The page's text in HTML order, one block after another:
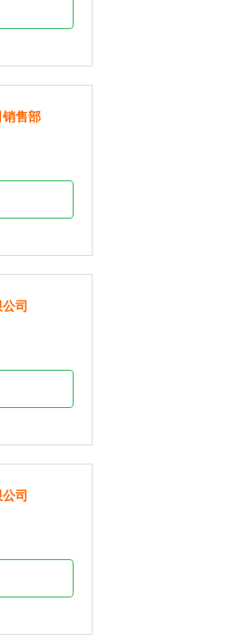
售部
司
司